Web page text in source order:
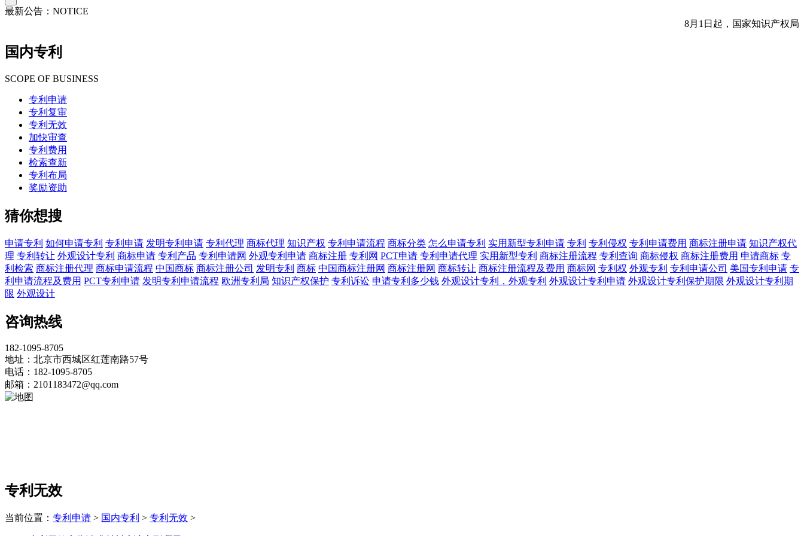
最新公告： NOTICE
8月1日起，国家知识产权局
国内专利
SCOPE OF BUSINESS
专利申请
专利复审
专利无效
加快审查
专利费用
检索查新
专利布局
奖励资助
猜你想搜
申请专利 如何申请专利 专利申请 发明专利申请 专利代理 商标代理 知识产权 专利申请流程 商标分类 怎么申请专利 实用新型专利申请 专利 专利侵权 专利申请费用 商标注册申请 知识产权代
理 专利转让 外观设计专利 商标申请 专利产品 专利申请网 外观专利申请 商标注册 专利网 PCT申请 专利申请代理 实用新型专利 商标注册流程 专利查询 商标侵权 商标注册费用 申请商标 专
利检索 商标注册代理 商标申请流程 中国商标 商标注册公司 发明专利 商标 中国商标注册网 商标注册网 商标转让 商标注册流程及费用 商标网 专利权 外观专利 专利申请公司 美国专利申请 专
利申请流程及费用 PCT专利申请 发明专利申请流程 欧洲专利局 知识产权保护 专利诉讼 申请专利多少钱 外观设计专利，外观专利 外观设计专利申请 外观设计专利保护期限 外观设计专利期
限 外观设计
咨询热线
182-1095-8705
地址：北京市西城区红莲南路57号
电话：182-1095-8705
邮箱：2101183472@qq.com
专利无效
当前位置： 专利申请 > 国内专利 > 专利无效 >